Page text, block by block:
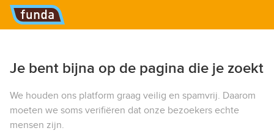
Hoofdmenu
Je bent bijna op de pagina die je zoekt
We houden ons platform graag veilig en spamvrij. Daarom
moeten we soms verifiëren dat onze bezoekers echte
mensen zijn.